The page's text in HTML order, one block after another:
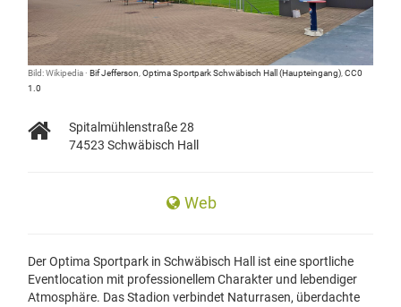
Bild: Wikipedia · Bif Jefferson Optima Sportpark Schwäbisch Hall (Haupteingang) CC0
1.0
Spitalmühlenstraße 28
74523 Schwäbisch Hall
Web
Der Optima Sportpark in Schwäbisch Hall ist eine sportliche
Eventlocation mit professionellem Charakter und lebendiger
Atmosphäre. Das Stadion verbindet Naturrasen, überdachte